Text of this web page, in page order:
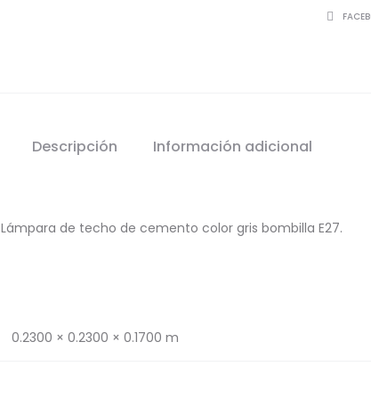
SHARE
Descripción Información adicional
Lámpara de techo de cemento color gris bombilla E27.
0.2300 × 0.2300 × 0.1700 m